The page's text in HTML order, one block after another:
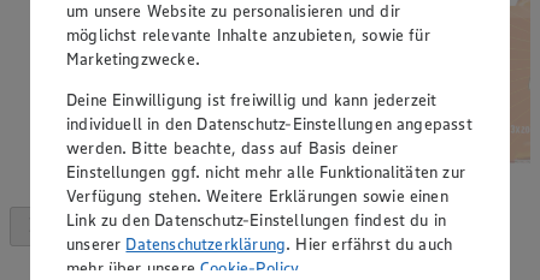
um unsere Website zu personalisieren und dir
möglichst relevante Inhalte anzubieten, sowie für
Marketingzwecke.
Deine Einwilligung ist freiwillig und kann jederzeit
individuell in den Datenschutz-Einstellungen angepasst
werden. Bitte beachte, dass auf Basis deiner
Einstellungen ggf. nicht mehr alle Funktionalitäten zur
Verfügung stehen. Weitere Erklärungen sowie einen
Link zu den Datenschutz-Einstellungen findest du in
unserer Datenschutzerklärung. Hier erfährst du auch
mehr über unsereCookie-Policy.